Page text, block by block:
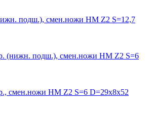
подш.), смен.ножи HM Z2 S=12,7
(нижн. подш.), смен.ножи HM Z2 S=6
смен.ножи HM Z2 S=6 D=29x8x52